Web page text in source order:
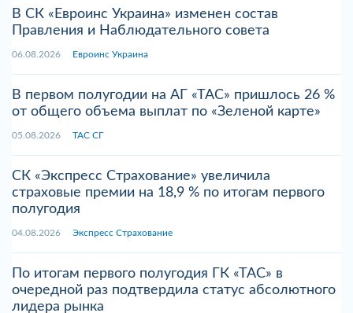
В СК «Евроинс Украина» изменен состав
Правления и Наблюдательного совета
06.08.2026 Евроинс Украина
В первом полугодии на АГ «ТАС» пришлось 26 %
от общего объема выплат по «Зеленой карте»
05.08.2026 ТАС СГ
СК «Экспресс Страхование» увеличила
страховые премии на 18,9 % по итогам первого
полугодия
04.08.2026 Экспресс Страхование
По итогам первого полугодия ГК «ТАС» в
очередной раз подтвердила статус абсолютного
лидера рынка